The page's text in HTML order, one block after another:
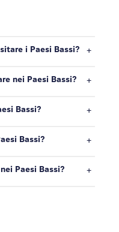
i Paesi Bassi?
nei Paesi Bassi?
Bassi?
Bassi?
Paesi Bassi?